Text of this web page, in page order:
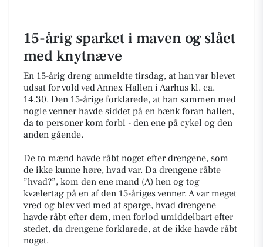
15-årig sparket i maven og slået
med knytnæve
En 15-årig dreng anmeldte tirsdag, at han var blevet
udsat for vold ved Annex Hallen i Aarhus kl. ca.
14.30. Den 15-årige forklarede, at han sammen med
nogle venner havde siddet på en bænk foran hallen,
da to personer kom forbi - den ene på cykel og den
anden gående.
De to mænd havde råbt noget efter drengene, som
de ikke kunne høre, hvad var. Da drengene råbte
”hvad?”, kom den ene mand (A) hen og tog
kvælertag på en af den 15-åriges venner. A var meget
vred og blev ved med at spørge, hvad drengene
havde råbt efter dem, men forlod umiddelbart efter
stedet, da drengene forklarede, at de ikke havde råbt
noget.